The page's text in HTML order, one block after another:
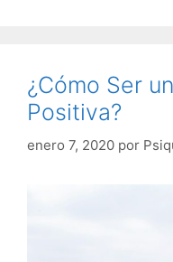
¿Cómo Ser
Positiva?
enero 7, 2020 por